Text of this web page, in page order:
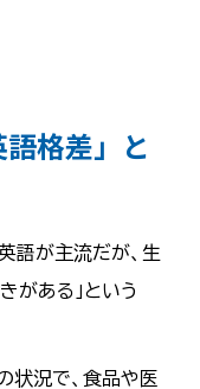
格差」と
語が主流だが、生
がある」という
状況で、食品や医